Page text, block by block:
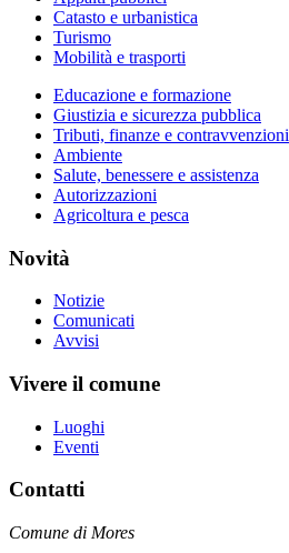
Catasto e urbanistica
Turismo
Mobilità e trasporti
Educazione e formazione
Giustizia e sicurezza pubblica
Tributi, finanze e contravvenzioni
Ambiente
Salute, benessere e assistenza
Autorizzazioni
Agricoltura e pesca
Novità
Notizie
Comunicati
Avvisi
Vivere il comune
Luoghi
Eventi
Contatti
Comune di Mores